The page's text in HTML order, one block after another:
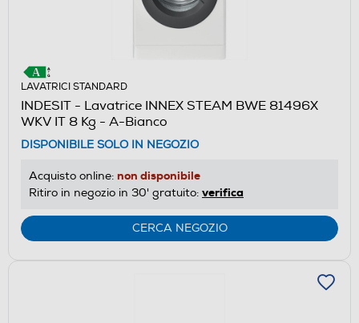
LAVATRICI STANDARD
INDESIT - Lavatrice INNEX STEAM BWE 81496X
WKV IT 8 Kg - A-Bianco
DISPONIBILE SOLO IN NEGOZIO
Acquisto online: non disponibile
Ritiro in negozio in 30' gratuito: verifica
CERCA NEGOZIO